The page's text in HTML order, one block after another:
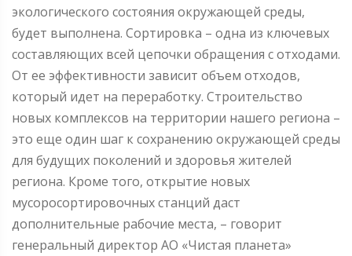
экологического состояния окружающей среды,
будет выполнена. Сортировка – одна из ключевых
составляющих всей цепочки обращения с отходами.
От ее эффективности зависит объем отходов,
который идет на переработку. Строительство
новых комплексов на территории нашего региона –
это еще один шаг к сохранению окружающей среды
для будущих поколений и здоровья жителей
региона. Кроме того, открытие новых
мусоросортировочных станций даст
дополнительные рабочие места, – говорит
генеральный директор АО «Чистая планета»